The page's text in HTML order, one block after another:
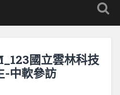
國立雲林科技
-中軟參訪